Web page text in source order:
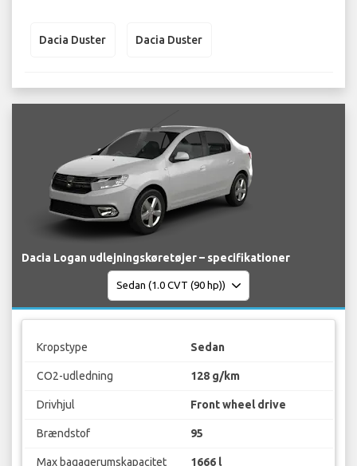
Dacia Duster Dacia Duster
Dacia Logan udlejningskøretøjer – specifikationer
Kropstype Sedan
CO2-udledning 128 g/km
Drivhjul Front wheel drive
Brændstof 95
Max bagagerumskapacitet 1666 l